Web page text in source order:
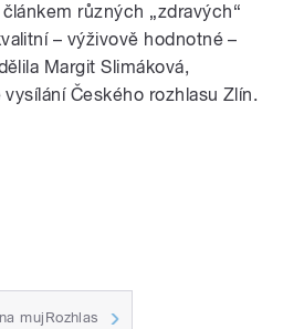
různých „zdravých“
– výživově hodnotné –
Margit Slimáková,
Českého rozhlasu Zlín.
mujRozhlas